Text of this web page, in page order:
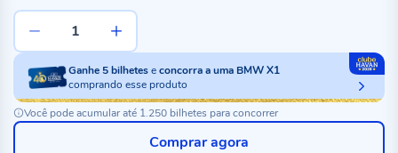
Ganhe5bilheteseconcorra a uma BMW X1
comprando esse produto
Você pode acumular até 1.250 bilhetes para concorrer
Comprar agora